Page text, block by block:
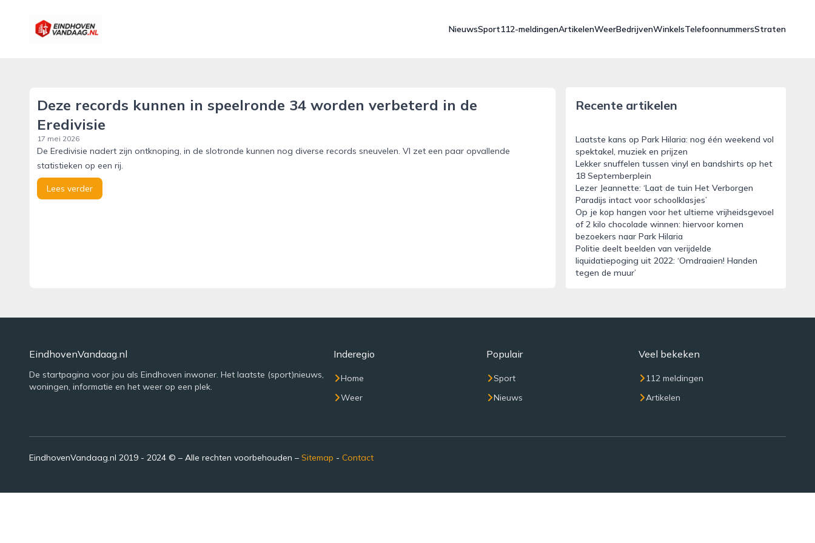
eindhovenvandaag.nl
NieuwsSport112-meldingenArtikelenWeerBedrijvenWinkelsTelefoonnummersStraten
Deze records kunnen in speelronde 34 worden verbeterd in de
Eredivisie
17 mei 2026
De Eredivisie nadert zijn ontknoping, in de slotronde kunnen nog diverse records sneuvelen. VI zet een paar opvallende
statistieken op een rij.
Lees verder
Recente artikelen
Laatste kans op Park Hilaria: nog één weekend vol
spektakel, muziek en prijzen
Lekker snuffelen tussen vinyl en bandshirts op het
18 Septemberplein
Lezer Jeannette: ‘Laat de tuin Het Verborgen
Paradijs intact voor schoolklasjes’
Op je kop hangen voor het ultieme vrijheidsgevoel
of 2 kilo chocolade winnen: hiervoor komen
bezoekers naar Park Hilaria
Politie deelt beelden van verijdelde
liquidatiepoging uit 2022: ‘Omdraaien! Handen
tegen de muur’
EindhovenVandaag.nl
De startpagina voor jou als Eindhoven inwoner. Het laatste (sport)nieuws,
woningen, informatie en het weer op een plek.
Inderegio
Home
Weer
Populair
Sport
Nieuws
Veel bekeken
112 meldingen
Artikelen
EindhovenVandaag.nl 2019 - 2024 © – Alle rechten voorbehouden – Sitemap - Contact